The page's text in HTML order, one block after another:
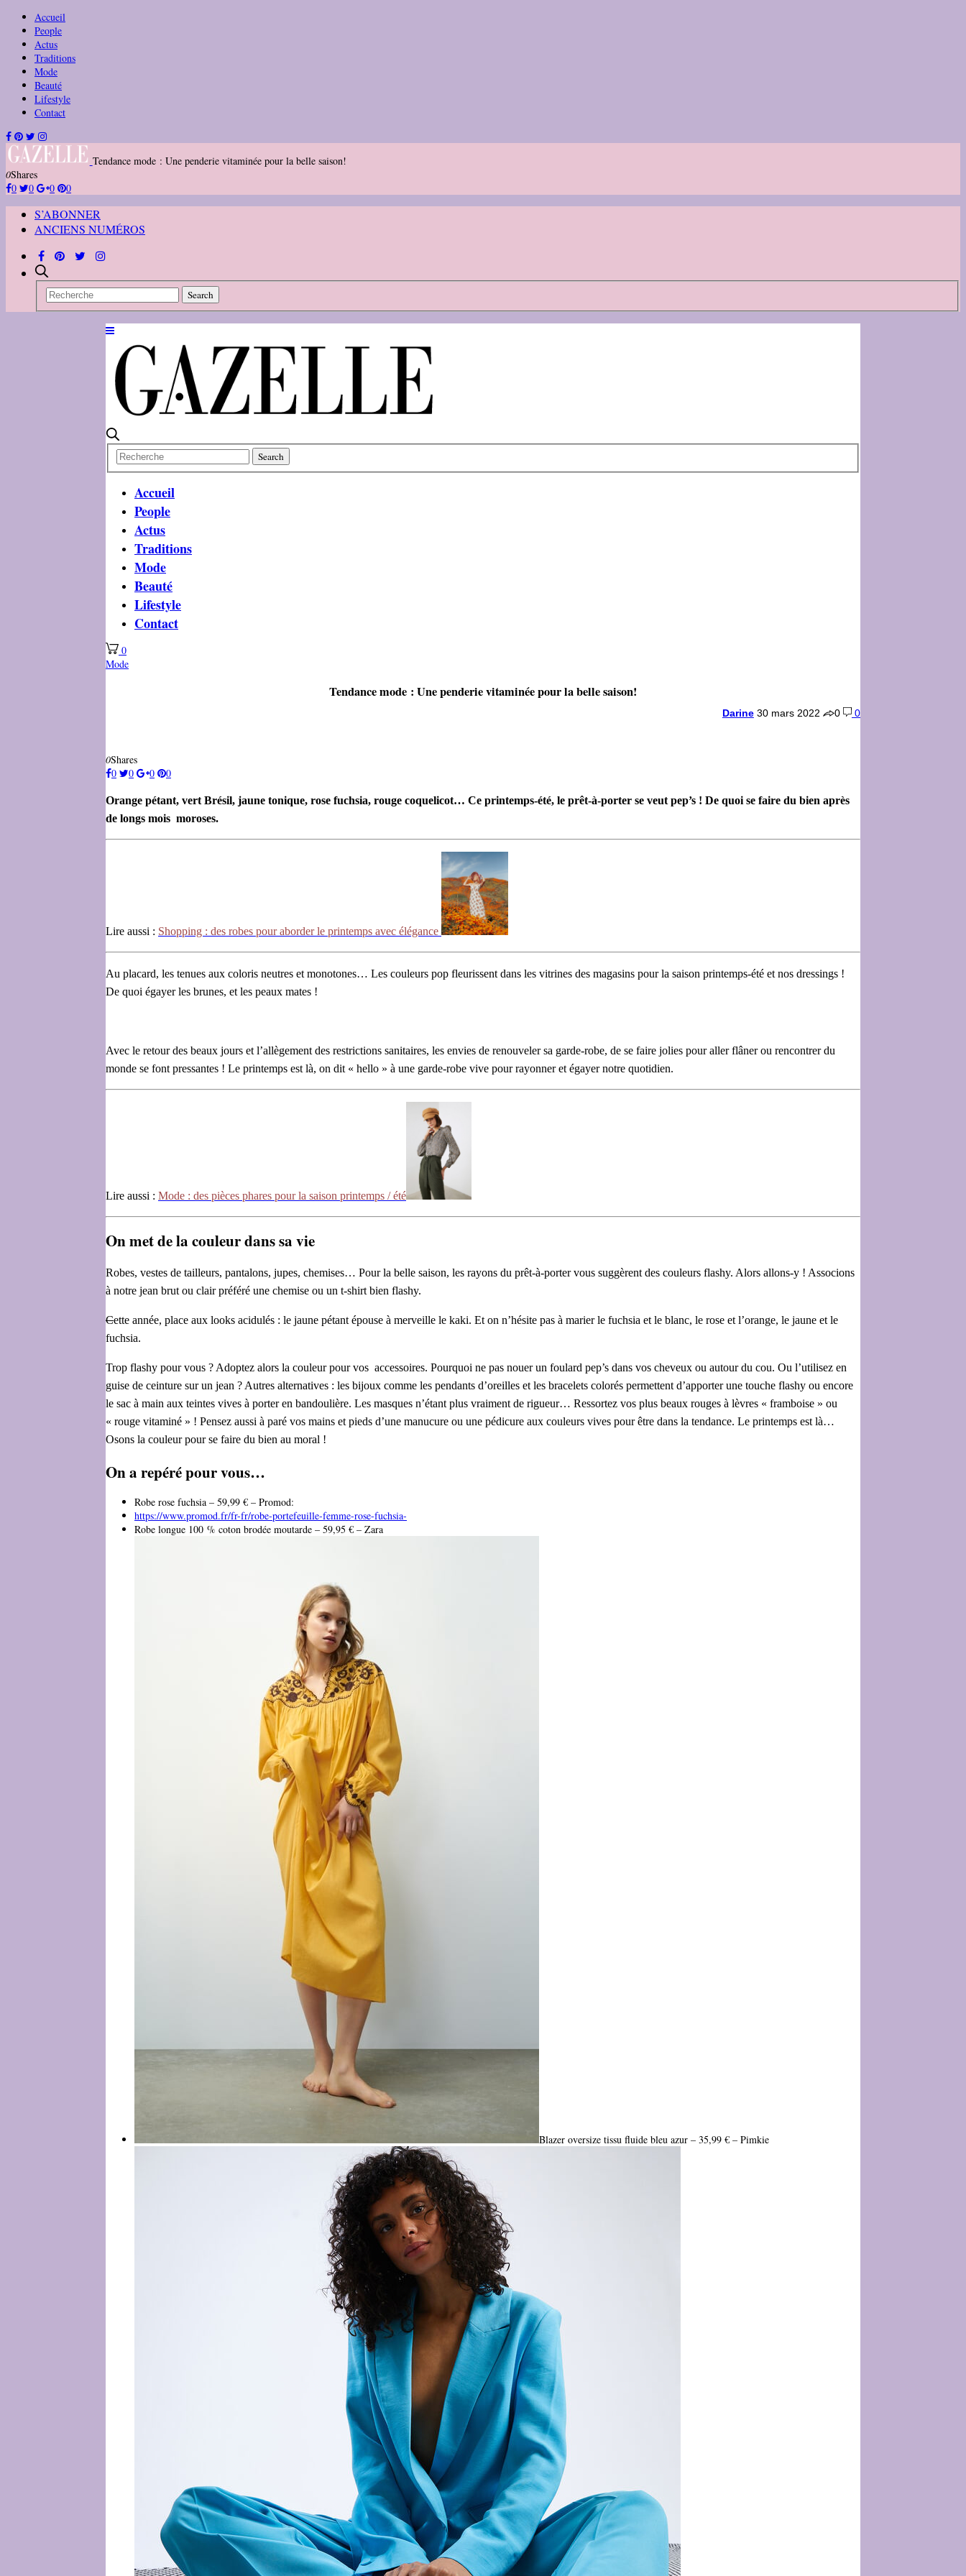
Accueil
People
Actus
Traditions
Mode
Beauté
Lifestyle
Contact
Tendance mode : Une penderie vitaminée pour la belle saison!
0Shares
0
0 0 0
S’ABONNER
ANCIENS NUMÉROS
Accueil
People
Actus
Traditions
Mode
Beauté
Lifestyle
Contact
0
Mode
Tendance mode : Une penderie vitaminée pour la belle saison!
Darine 30 mars 2022 0 0
0Shares
0
0 0 0
Orange pétant, vert Brésil, jaune tonique, rose fuchsia, rouge coquelicot… Ce printemps-été, le prêt-à-porter se veut pep’s ! De quoi se faire du bien après
de longs mois moroses.
Lire aussi : Shopping : des robes pour aborder le printemps avec élégance
Au placard, les tenues aux coloris neutres et monotones… Les couleurs pop fleurissent dans les vitrines des magasins pour la saison printemps-été et nos dressings !
De quoi égayer les brunes, et les peaux mates !
Avec le retour des beaux jours et l’allègement des restrictions sanitaires, les envies de renouveler sa garde-robe, de se faire jolies pour aller flâner ou rencontrer du
monde se font pressantes ! Le printemps est là, on dit « hello » à une garde-robe vive pour rayonner et égayer notre quotidien.
Lire aussi : Mode : des pièces phares pour la saison printemps / été
On met de la couleur dans sa vie
Robes, vestes de tailleurs, pantalons, jupes, chemises… Pour la belle saison, les rayons du prêt-à-porter vous suggèrent des couleurs flashy. Alors allons-y ! Associons
à notre jean brut ou clair préféré une chemise ou un t-shirt bien flashy.
Cette année, place aux looks acidulés : le jaune pétant épouse à merveille le kaki. Et on n’hésite pas à marier le fuchsia et le blanc, le rose et l’orange, le jaune et le
fuchsia.
Trop flashy pour vous ? Adoptez alors la couleur pour vos accessoires. Pourquoi ne pas nouer un foulard pep’s dans vos cheveux ou autour du cou. Ou l’utilisez en
guise de ceinture sur un jean ? Autres alternatives : les bijoux comme les pendants d’oreilles et les bracelets colorés permettent d’apporter une touche flashy ou encore
le sac à main aux teintes vives à porter en bandoulière. Les masques n’étant plus vraiment de rigueur… Ressortez vos plus beaux rouges à lèvres « framboise » ou
« rouge vitaminé » ! Pensez aussi à paré vos mains et pieds d’une manucure ou une pédicure aux couleurs vives pour être dans la tendance. Le printemps est là…
Osons la couleur pour se faire du bien au moral !
On a repéré pour vous…
Robe rose fuchsia – 59,99 € – Promod:
https://www.promod.fr/fr-fr/robe-portefeuille-femme-rose-fuchsia-
Robe longue 100 % coton brodée moutarde – 59,95 € – Zara
Blazer oversize tissu fluide bleu azur – 35,99 € – Pimkie